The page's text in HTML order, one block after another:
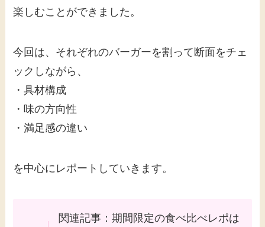
楽しむことができました。
今回は、それぞれのバーガーを割って断面をチェ
ックしながら、
・具材構成
・味の方向性
・満足感の違い
を中心にレポートしていきます。
関連記事：期間限定の食べ比べレポは